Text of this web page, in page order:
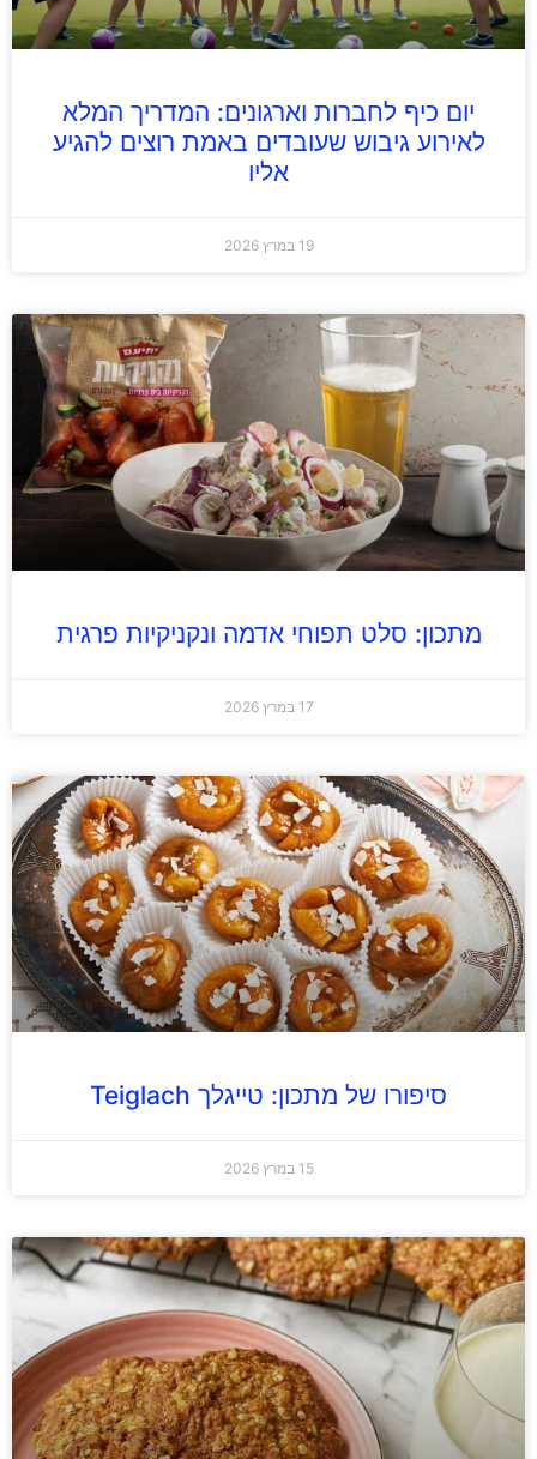
יום כיף לחברות וארגונים: המדריך המלא
לאירוע גיבוש שעובדים באמת רוצים להגיע
אליו
19 במרץ 2026
מתכון: סלט תפוחי אדמה ונקניקיות פרגית
17 במרץ 2026
סיפורו של מתכון: טייגלך Teiglach
15 במרץ 2026